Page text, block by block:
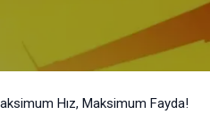
Hız, Maksimum Fayda!